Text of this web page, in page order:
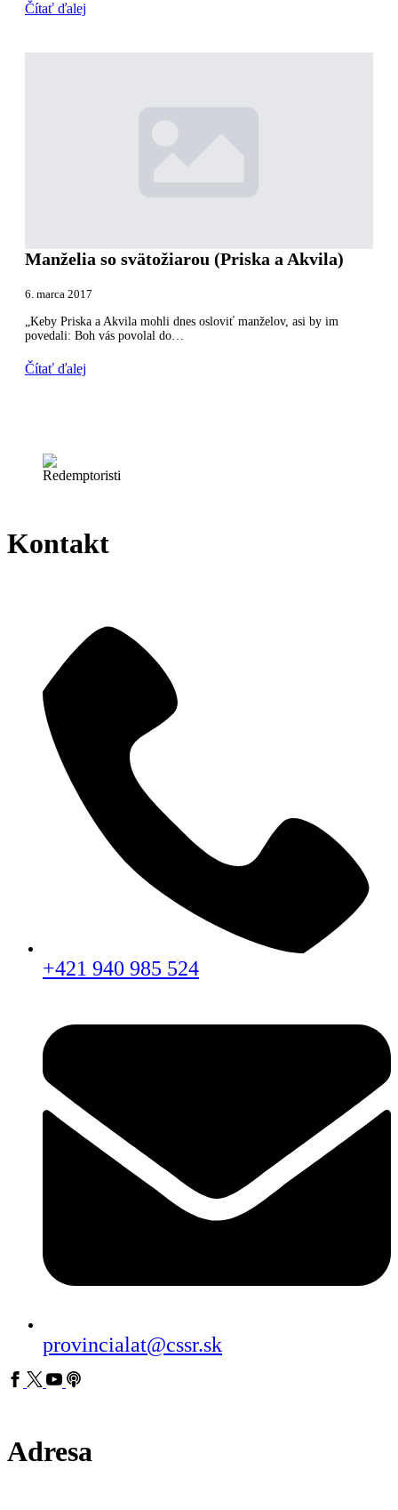
Čítať ďalej
Manželia so svätožiarou (Priska a Akvila)
6. marca 2017
„Keby Priska a Akvila mohli dnes osloviť manželov, asi by im
povedali: Boh vás povolal do…
Čítať ďalej
Kontakt
+421 940 985 524
provincialat@cssr.sk
Adresa